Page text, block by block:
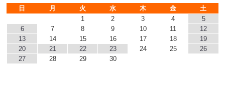
日
月 火 水 木 金
土
1
2 3 4
5
6
7 8 9 10 11
12
13
14 15 16 17 18
19
20
21 22 23 24 25
26
27
28 29 30